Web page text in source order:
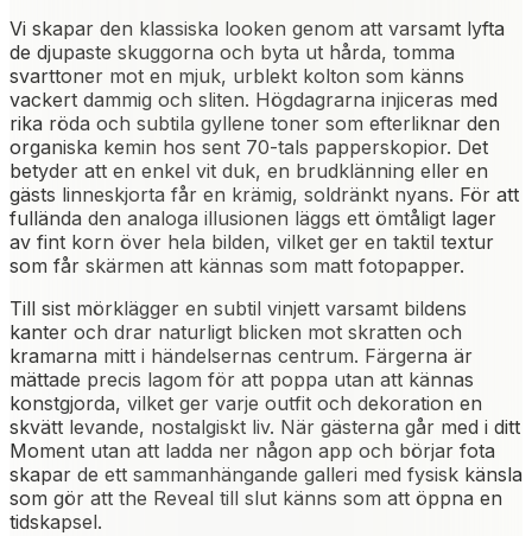
Vi skapar den klassiska looken genom att varsamt lyfta
de djupaste skuggorna och byta ut hårda, tomma
svarttoner mot en mjuk, urblekt kolton som känns
vackert dammig och sliten. Högdagrarna injiceras med
rika röda och subtila gyllene toner som efterliknar den
organiska kemin hos sent 70-tals papperskopior. Det
betyder att en enkel vit duk, en brudklänning eller en
gästs linneskjorta får en krämig, soldränkt nyans. För att
fullända den analoga illusionen läggs ett ömtåligt lager
av fint korn över hela bilden, vilket ger en taktil textur
som får skärmen att kännas som matt fotopapper.
Till sist mörklägger en subtil vinjett varsamt bildens
kanter och drar naturligt blicken mot skratten och
kramarna mitt i händelsernas centrum. Färgerna är
mättade precis lagom för att poppa utan att kännas
konstgjorda, vilket ger varje outfit och dekoration en
skvätt levande, nostalgiskt liv. När gästerna går med i ditt
Moment utan att ladda ner någon app och börjar fota
skapar de ett sammanhängande galleri med fysisk känsla
som gör att the Reveal till slut känns som att öppna en
tidskapsel.